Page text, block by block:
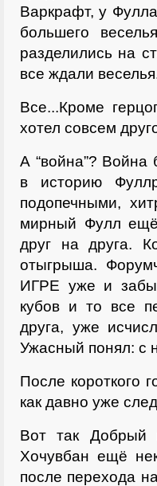
Варкрафт, у
большего
разделились на
все ждали
Все...Кроме
хотел совсем
А “война”?
в историю
подопечными,
мирный Фулл
друг на друга.
отыгрыша.
ИГРЕ уже и
кубов и то все
друга, уже
Ужасный понял: с
После короткого
как давно уже
Вот так Добрый
Хочувбан ещё
после перехода